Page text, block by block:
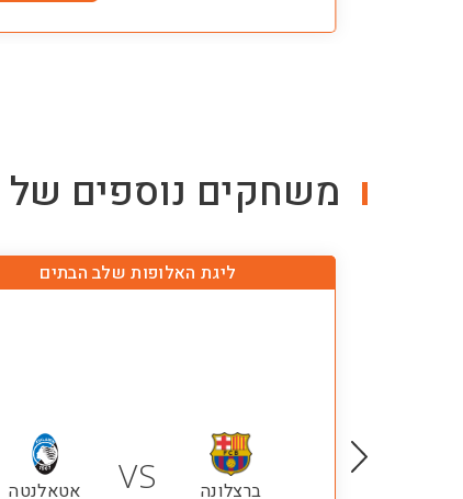
משחקים נוספים של
ליגת האלופות שלב הבתים
ברצלונה VS אטאלנטה